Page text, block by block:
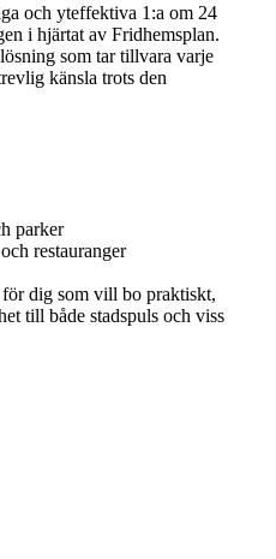
och yteffektiva 1:a om 24
i hjärtat av Fridhemsplan.
som tar tillvara varje
känsla trots den
parker
restauranger
för dig som vill bo praktiskt,
till både stadspuls och viss